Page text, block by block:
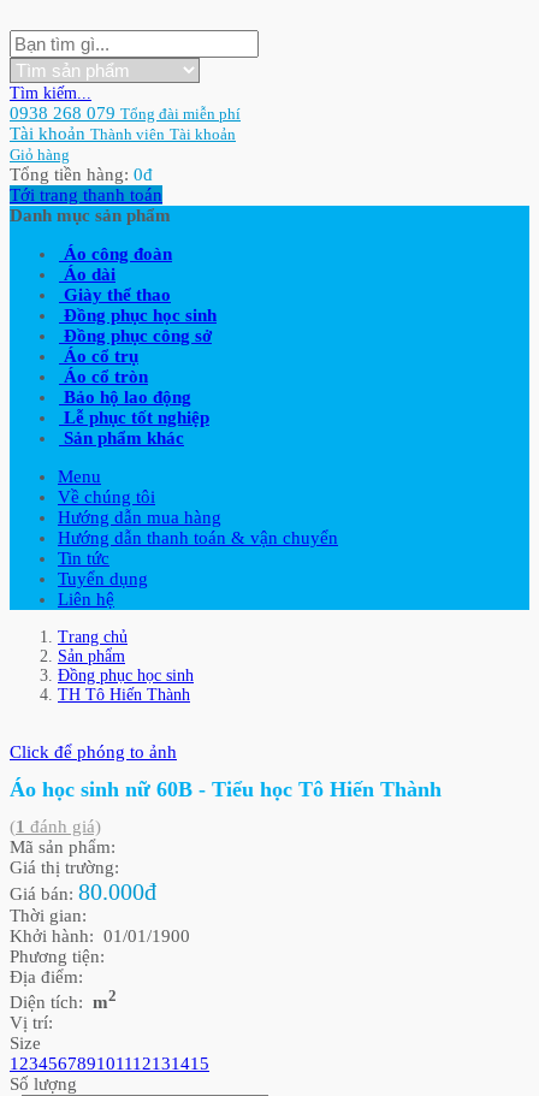
Tìm kiếm...
0938 268 079 Tổng đài miễn phí
Tài khoản Thành viên Tài khoản
Giỏ hàng
Tổng tiền hàng: 0đ
Tới trang thanh toán
Danh mục sản phẩm
Áo công đoàn
Áo dài
Giày thể thao
Đồng phục học sinh
Đồng phục công sở
Áo cổ trụ
Áo cổ tròn
Bảo hộ lao động
Lễ phục tốt nghiệp
Sản phẩm khác
Menu
Về chúng tôi
Hướng dẫn mua hàng
Hướng dẫn thanh toán & vận chuyển
Tin tức
Tuyển dụng
Liên hệ
Trang chủ
Sản phẩm
Đồng phục học sinh
TH Tô Hiến Thành
Click để phóng to ảnh
Áo học sinh nữ 60B - Tiểu học Tô Hiến Thành
(1 đánh giá)
Mã sản phẩm:
Giá thị trường:
Giá bán: 80.000đ
Thời gian:
Khởi hành: 01/01/1900
Phương tiện:
Địa điểm:
Diện tích: m2
Vị trí:
Size
1 23456789101112131415
Số lượng